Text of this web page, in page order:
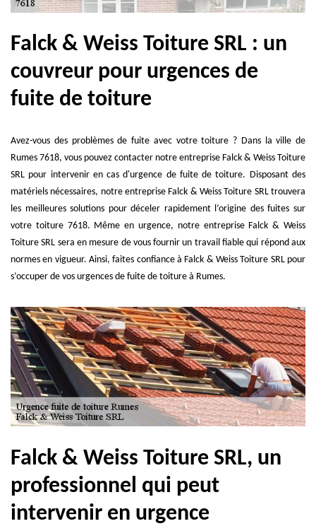
Falck & Weiss Toiture SRL : un
couvreur pour urgences de
fuite de toiture
Avez-vous des problèmes de fuite avec votre toiture ? Dans la ville de
Rumes 7618, vous pouvez contacter notre entreprise Falck & Weiss Toiture
SRL pour intervenir en cas d'urgence de fuite de toiture. Disposant des
matériels nécessaires, notre entreprise Falck & Weiss Toiture SRL trouvera
les meilleures solutions pour déceler rapidement l’origine des fuites sur
votre toiture 7618. Même en urgence, notre entreprise Falck & Weiss
Toiture SRL sera en mesure de vous fournir un travail fiable qui répond aux
normes en vigueur. Ainsi, faites confiance à Falck & Weiss Toiture SRL pour
s’occuper de vos urgences de fuite de toiture à Rumes.
Falck & Weiss Toiture SRL, un
professionnel qui peut
intervenir en urgence